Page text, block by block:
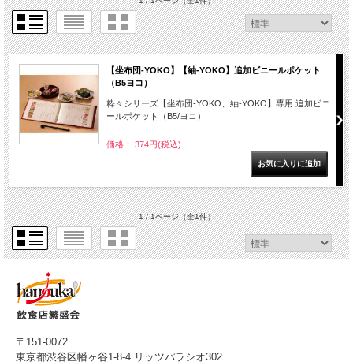
【坐布団-YOKO】【紬-YOKO】追加ビニールポケット
（B5ヨコ）
粋々シリーズ【坐布団-YOKO、紬-YOKO】専用 追加ビニ
ールポケット（B5/ヨコ）
価格： 374円(税込)
1 / 1ページ（全1件）
〒151-0072
東京都渋谷区幡ヶ谷1-8-4 リッツパラシオ302